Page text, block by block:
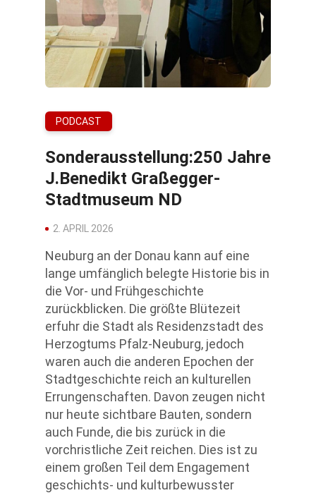
PODCAST
Sonderausstellung:250 Jahre
J.Benedikt Graßegger-
Stadtmuseum ND
2. APRIL 2026
Neuburg an der Donau kann auf eine
lange umfänglich belegte Historie bis in
die Vor- und Frühgeschichte
zurückblicken. Die größte Blütezeit
erfuhr die Stadt als Residenzstadt des
Herzogtums Pfalz-Neuburg, jedoch
waren auch die anderen Epochen der
Stadtgeschichte reich an kulturellen
Errungenschaften. Davon zeugen nicht
nur heute sichtbare Bauten, sondern
auch Funde, die bis zurück in die
vorchristliche Zeit reichen. Dies ist zu
einem großen Teil dem Engagement
geschichts- und kulturbewusster